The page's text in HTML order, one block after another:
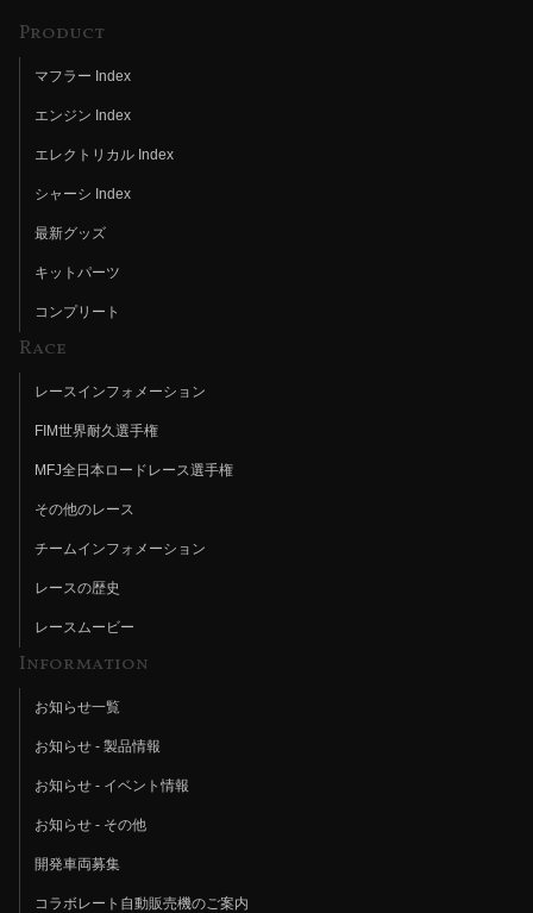
Product
マフラー Index
エンジン Index
エレクトリカル Index
シャーシ Index
最新グッズ
キットパーツ
コンプリート
Race
レースインフォメーション
FIM世界耐久選手権
MFJ全日本ロードレース選手権
その他のレース
チームインフォメーション
レースの歴史
レースムービー
Information
お知らせ一覧
お知らせ - 製品情報
お知らせ - イベント情報
お知らせ - その他
開発車両募集
コラボレート自動販売機のご案内